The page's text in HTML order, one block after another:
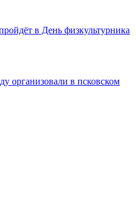
в День физкультурника
организовали в псковском